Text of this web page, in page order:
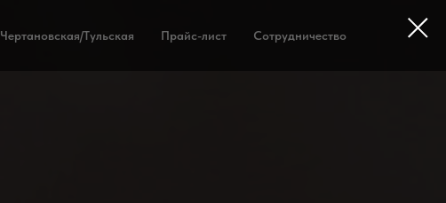
Чертановская/Тульская Прайс-лист Сотрудничество